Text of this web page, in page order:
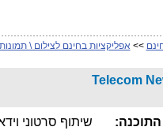
>> אפליקציות בחינם לצילום \ תמונות
שיתוף סרטוני